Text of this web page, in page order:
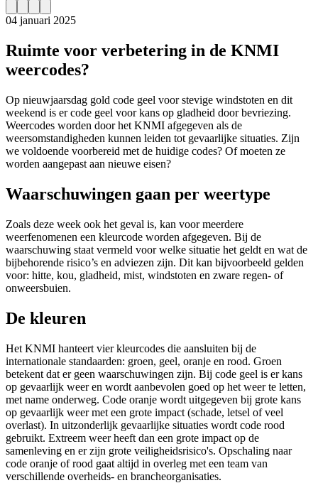
04 januari 2025
Ruimte voor verbetering in de KNMI
weercodes?
Op nieuwjaarsdag gold code geel voor stevige windstoten en dit
weekend is er code geel voor kans op gladheid door bevriezing.
Weercodes worden door het KNMI afgegeven als de
weersomstandigheden kunnen leiden tot gevaarlijke situaties. Zijn
we voldoende voorbereid met de huidige codes? Of moeten ze
worden aangepast aan nieuwe eisen?
Waarschuwingen gaan per weertype
Zoals deze week ook het geval is, kan voor meerdere
weerfenomenen een kleurcode worden afgegeven. Bij de
waarschuwing staat vermeld voor welke situatie het geldt en wat de
bijbehorende risico’s en adviezen zijn. Dit kan bijvoorbeeld gelden
voor: hitte, kou, gladheid, mist, windstoten en zware regen- of
onweersbuien.
De kleuren
Het KNMI hanteert vier kleurcodes die aansluiten bij de
internationale standaarden: groen, geel, oranje en rood. Groen
betekent dat er geen waarschuwingen zijn. Bij code geel is er kans
op gevaarlijk weer en wordt aanbevolen goed op het weer te letten,
met name onderweg. Code oranje wordt uitgegeven bij grote kans
op gevaarlijk weer met een grote impact (schade, letsel of veel
overlast). In uitzonderlijk gevaarlijke situaties wordt code rood
gebruikt. Extreem weer heeft dan een grote impact op de
samenleving en er zijn grote veiligheidsrisico's. Opschaling naar
code oranje of rood gaat altijd in overleg met een team van
verschillende overheids- en brancheorganisaties.